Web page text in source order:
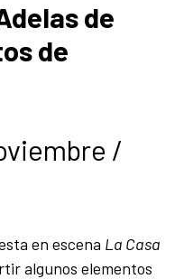
de
de
/
en escena La Casa
algunos elementos